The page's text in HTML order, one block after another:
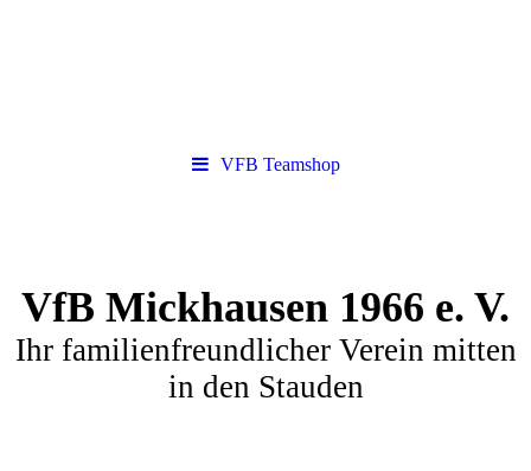
VFB Teamshop
VfB Mickhausen 1966 e. V.
Ihr familienfreundlicher Verein mitten
in den Stauden